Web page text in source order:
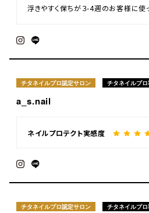
浮きやすく保ちが３-4週のお客様に使
チタネイルプロ認定サロン チタネイルプ
a_s.nail
ネイルプロテクト実感度
チタネイルプロ認定サロン チタネイルプ